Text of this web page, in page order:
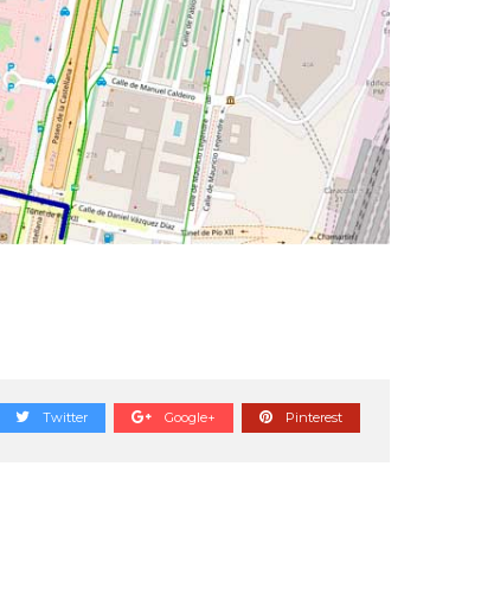
Twitter Google+ Pinterest